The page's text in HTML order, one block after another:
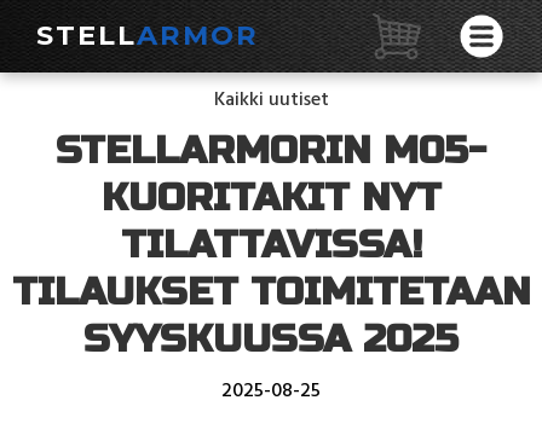
STELLARMOR
Kaikki uutiset
STELLARMORIN M05-
KUORITAKIT NYT
TILATTAVISSA!
TILAUKSET TOIMITETAAN
SYYSKUUSSA 2025
2025-08-25